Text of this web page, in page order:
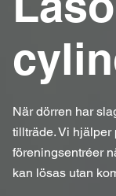
När dörren har
tillträde. Vi
föreningsentréer
kan lösas utan